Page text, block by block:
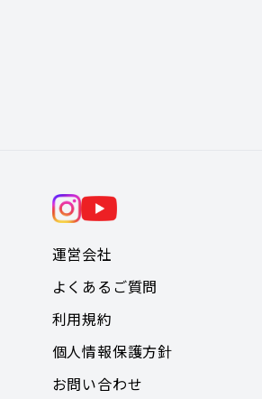
運営会社
よくあるご質問
利用規約
個人情報保護方針
お問い合わせ